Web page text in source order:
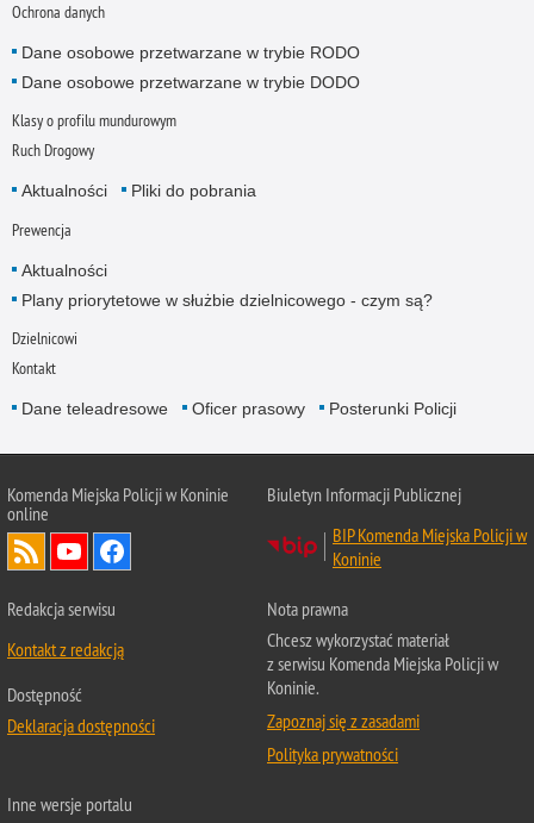
Ochrona danych
Dane osobowe przetwarzane w trybie RODO
Dane osobowe przetwarzane w trybie DODO
Klasy o profilu mundurowym
Ruch Drogowy
Aktualności Pliki do pobrania
Prewencja
Aktualności
Plany priorytetowe w służbie dzielnicowego - czym są?
Dzielnicowi
Kontakt
Dane teleadresowe Oficer prasowy Posterunki Policji
Komenda Miejska Policji w Koninie
online
Biuletyn Informacji Publicznej
BIP Komenda Miejska Policji w
Koninie
Redakcja serwisu
Kontakt z redakcją
Dostępność
Deklaracja dostępności
Nota prawna
Chcesz wykorzystać materiał
z serwisu Komenda Miejska Policji w
Koninie.
Zapoznaj się z zasadami
Polityka prywatności
Inne wersje portalu